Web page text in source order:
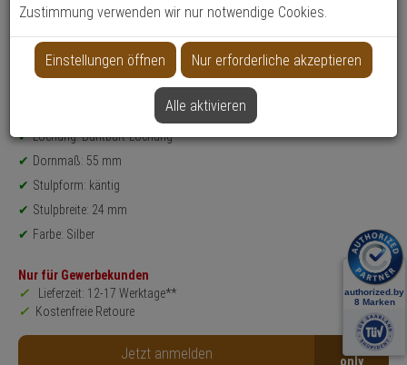
Produktinformationen
Einsteckschloss - Modell: ES BB
Sicherheitsstufe: 4
Einsatzbereich: Zimmertür
Entfernungsmaß: 72 mm
Lochung: Buntbart-Lochung
Dornmaß: 55 mm
Stulpform: käntig
Stulpbreite: 24 mm
Farbe: Silber
Nur für Gewerbekunden
Lieferzeit: 12-17 Werktage**
Kostenfreie Retoure
Jetzt anmelden
Zustimmung verwenden wir nur notwendige Cookies.
Einstellungen öffnen Nur erforderliche akzeptieren
Alle aktivieren